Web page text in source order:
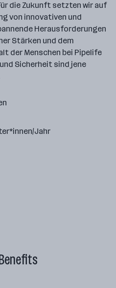
die Zukunft setzten wir auf
von innovativen und
Herausforderungen
Stärken und dem
der Menschen bei Pipelife
Sicherheit sind jene
Jahr